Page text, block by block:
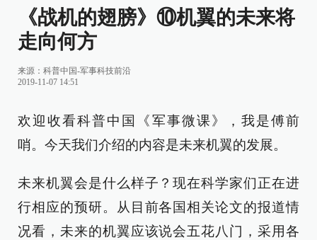
《战机的翅膀》⑩机翼的未来将
走向何方
来源： 科普中国-军事科技前沿
2019-11-07 14:51
欢迎收看科普中国《军事微课》，我是傅前
哨。今天我们介绍的内容是未来机翼的发展。
未来机翼会是什么样子？现在科学家们正在进
行相应的预研。从目前各国相关论文的报道情
况看，未来的机翼应该说会五花八门，采用各